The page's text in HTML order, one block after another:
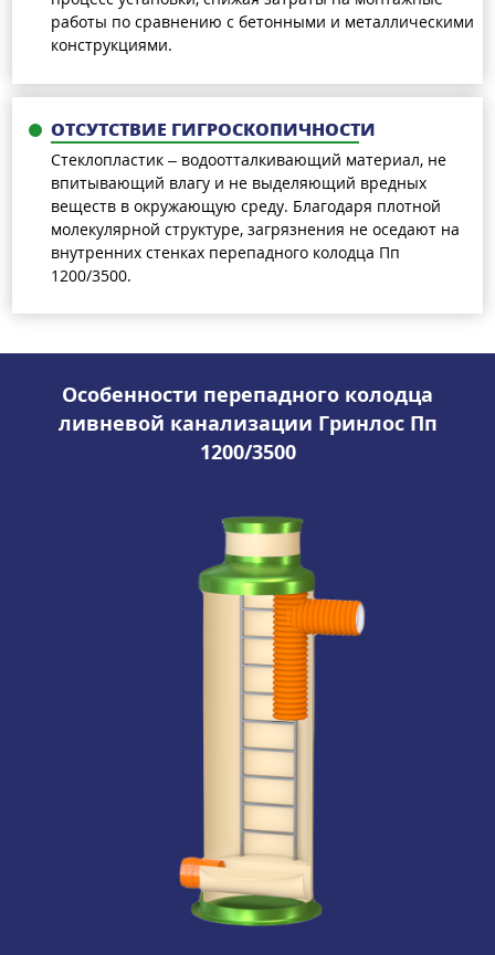
работы по сравнению с бетонными и металлическими
конструкциями.
ОТСУТСТВИЕ ГИГРОСКОПИЧНОСТИ
Стеклопластик – водоотталкивающий материал, не
впитывающий влагу и не выделяющий вредных
веществ в окружающую среду. Благодаря плотной
молекулярной структуре, загрязнения не оседают на
внутренних стенках перепадного колодца Пп
1200/3500.
Особенности перепадного колодца
ливневой канализации Гринлос Пп
1200/3500